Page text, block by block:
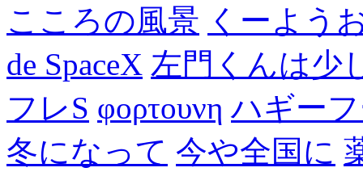
こころの風景 くーよう
de SpaceX 左門くんは少
フレS φορτουνη ハギー
冬になって 今や全国に